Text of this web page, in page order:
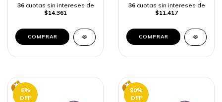
36 cuotas sin intereses de
$14.361
36 cuotas sin intereses de
$11.417
8%
OFF
90%
OFF